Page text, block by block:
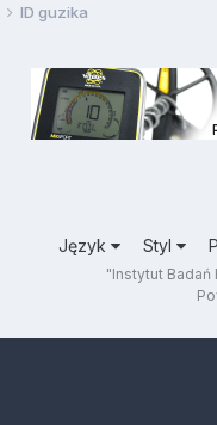
ID guzika
Język Styl
"Instytut